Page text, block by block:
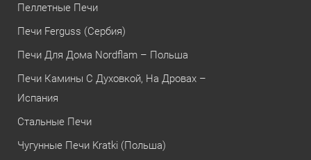
Пеллетные Печи
Печи Ferguss (Сербия)
Печи Для Дома Nordflam – Польша
Печи Камины С Духовкой, На Дровах –
Испания
Стальные Печи
Чугунные Печи Kratki (Польша)